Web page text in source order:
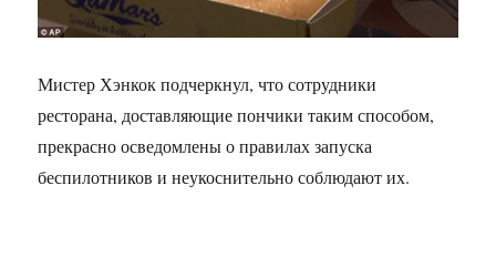
Мистер Хэнкок подчеркнул, что сотрудники
ресторана, доставляющие пончики таким способом,
прекрасно осведомлены о правилах запуска
беспилотников и неукоснительно соблюдают их.